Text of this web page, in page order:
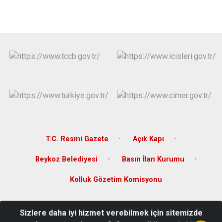
T.C. Resmi Gazete Açık Kapı
Beykoz Belediyesi Basın İlan Kurumu
Kolluk Gözetim Komisyonu
Beykoz/İSTANBUL
Sizlere daha iyi hizmet verebilmek için sitemizde